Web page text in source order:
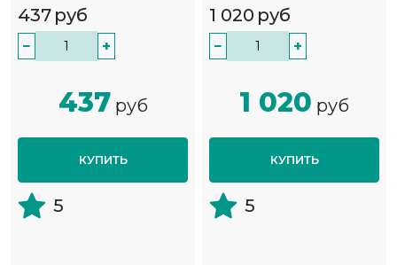
437 руб
− +
437 руб
КУПИТЬ
5
1 020 руб
− +
1 020 руб
КУПИТЬ
5